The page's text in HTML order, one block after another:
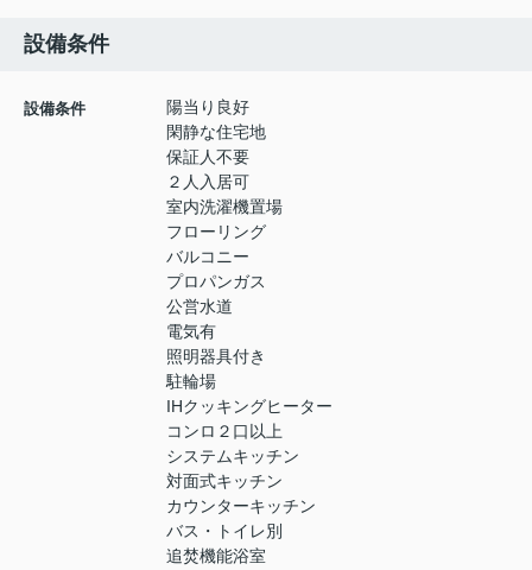
設備条件
設備条件
陽当り良好
閑静な住宅地
保証人不要
２人入居可
室内洗濯機置場
フローリング
バルコニー
プロパンガス
公営水道
電気有
照明器具付き
駐輪場
IHクッキングヒーター
コンロ２口以上
システムキッチン
対面式キッチン
カウンターキッチン
バス・トイレ別
追焚機能浴室